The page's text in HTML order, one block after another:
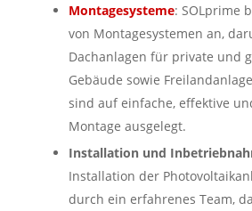
Montagesysteme: SOLprime
von Montagesystemen an,
Dachanlagen für private und
Gebäude sowie
sind auf einfache, effektive
Montage ausgelegt.
Installation und
Installation der
durch ein erfahrenes Team,